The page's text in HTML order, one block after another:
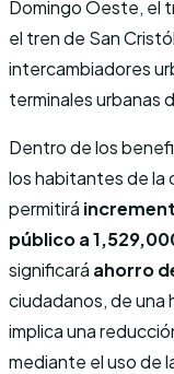
Domingo Oeste, el
el tren de San
intercambiadores
terminales
Dentro de los
los habitantes de la
permitirá
público a
significará ahorro
ciudadanos, de una
implica una
mediante el uso de